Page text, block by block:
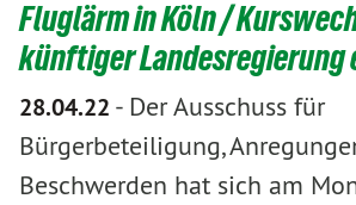
Fluglärm in Köln /
künftiger
28.04.22 - Der Ausschuss für
Bürgerbeteiligung,
Beschwerden hat sich am